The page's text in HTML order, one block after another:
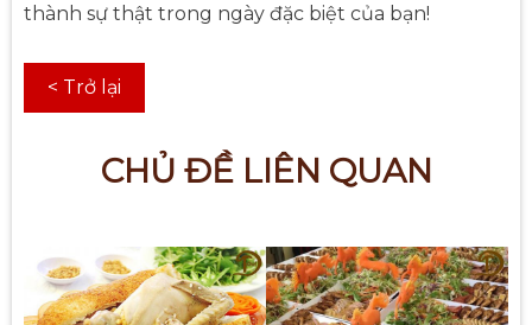
thành sự thật trong ngày đặc biệt của bạn!
< Trở lại
CHỦ ĐỀ LIÊN QUAN